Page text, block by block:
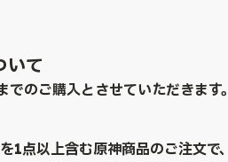
いて
のご購入とさせていただきます。
1点以上含む原神商品のご注文